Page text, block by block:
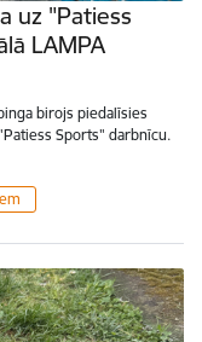
uz "Patiess
LAMPA
birojs piedalīsies
Sports" darbnīcu.